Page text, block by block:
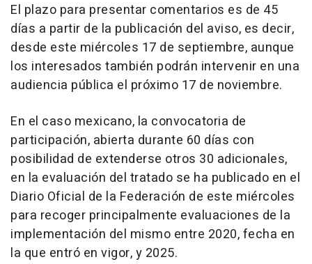
El plazo para presentar comentarios es de 45
días a partir de la publicación del aviso, es decir,
desde este miércoles 17 de septiembre, aunque
los interesados también podrán intervenir en una
audiencia pública el próximo 17 de noviembre.
En el caso mexicano, la convocatoria de
participación, abierta durante 60 días con
posibilidad de extenderse otros 30 adicionales,
en la evaluación del tratado se ha publicado en el
Diario Oficial de la Federación de este miércoles
para recoger principalmente evaluaciones de la
implementación del mismo entre 2020, fecha en
la que entró en vigor, y 2025.